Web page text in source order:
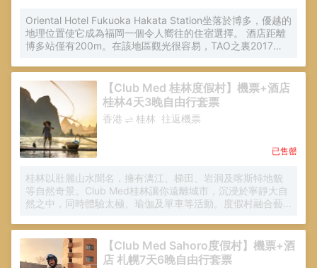
Oriental Hotel Fukuoka Hakata Station坐落於博多，優越的
地理位置使它成為福岡一個令人嚮往的住宿選擇。 酒店距離
博多站僅有200m。在該地區觀光很容易，TAO之裏2017
都在酒店附近。從酒店出發可方便前往市內的眾多著名景
點，包括天神地下街、ARTIUM和WASOMI和服體驗。
【Club Med 桂林度假村】機票+酒店
桂林4天3晚自由行套票
香港 桂林 往返機票
已售罄
桂林以壯麗山水聞名，擁有漓江、梯田、岩洞及喀斯特地貌
等自然奇景。Club Med桂林讓你遠離城市，沉浸於寧靜大自
然之中，同時體驗太極、瑜伽及單車等活動。度假村融合藝
課程與文化探索體驗。無論親子同遊或好友出行，都可參與
飛人、攀岩等多元戶內外活動，一年四季都充滿樂趣，感受
自然與藝術交織的獨特魅力。
【Club Med Sahoro度假村】機票+酒
店 札幌7天6晚自由行套票